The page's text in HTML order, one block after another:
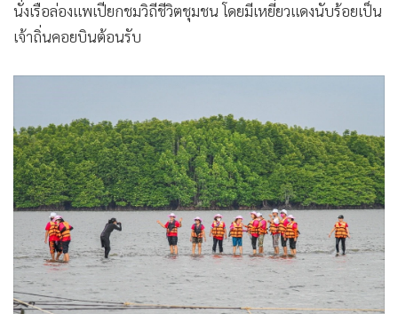
นั่งเรือล่องแพเปียกชมวิถีชีวิตชุมชน โดยมีเหยี่ยวแดงนับร้อยเป็น
เจ้าถิ่นคอยบินต้อนรับ